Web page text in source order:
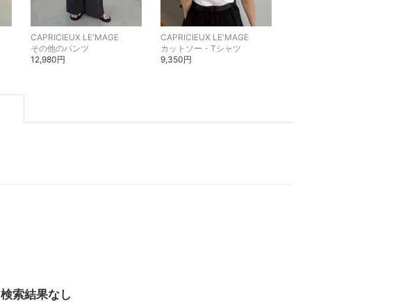
CAPRICIEUX LE'MAGE
その他のパンツ
12,980円
CAPRICIEUX LE'MAGE
カットソー・Tシャツ
9,350円
検索結果なし